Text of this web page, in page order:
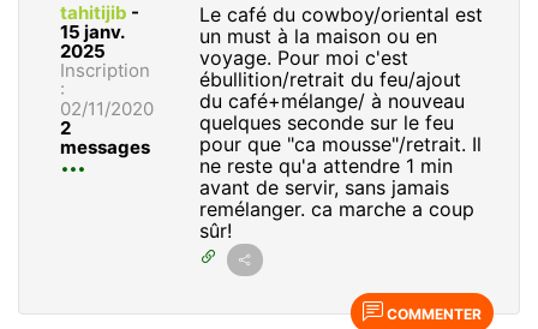
tahitijib -
15 janv.
2025
Inscription
:
02/11/2020
2
messages
Le café du cowboy/oriental est
un must à la maison ou en
voyage. Pour moi c'est
ébullition/retrait du feu/ajout
du café+mélange/ à nouveau
quelques seconde sur le feu
pour que "ca mousse"/retrait. Il
ne reste qu'a attendre 1 min
avant de servir, sans jamais
remélanger. ca marche a coup
sûr!
COMMENTER